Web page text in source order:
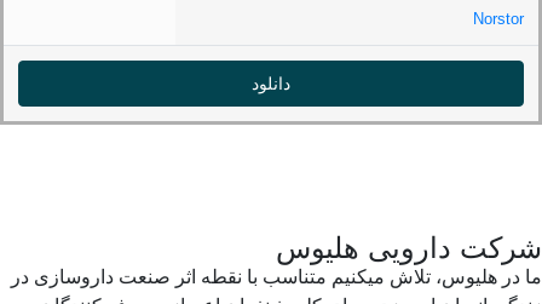
Norstor
دانلود
دارویی هلیوس
در هلیوس، تلاش می‏کنیم متناسب با نقطه‏ اثر صنعت داروسازی در